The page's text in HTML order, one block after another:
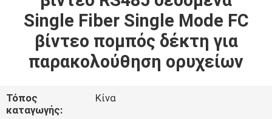
ΠΕΡΊΠΟΥ
ΕΜΕΊΣ
ΓΎΡΟΣ
ΕΡΓΟΣΤΑΣΊΩΝ
Single Fiber Single Mode FC
βίντεο πομπός δέκτη για
παρακολούθηση ορυχείων
Τόπος
καταγωγής:
Κίνα